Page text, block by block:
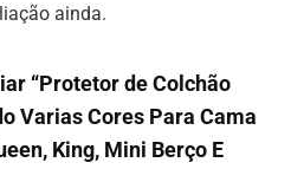
ainda.
“Protetor de Colchão
Varias Cores Para Cama
King, Mini Berço E